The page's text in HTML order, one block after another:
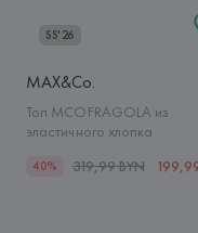
SS'26
MAX&Co.
Топ MCOFRAGOLA из
эластичного хлопка
40% 319,99 BYN